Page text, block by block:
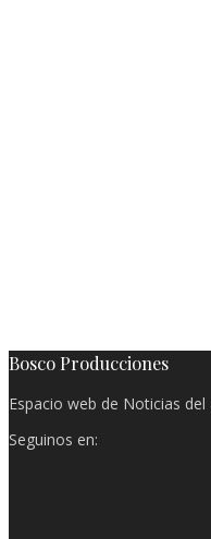
Bosco Producciones
Espacio web de Noticias
Seguinos en: